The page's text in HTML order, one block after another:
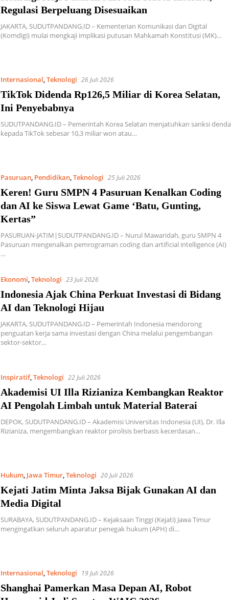
Regulasi Berpeluang Disesuaikan
JAKARTA, SUDUTPANDANG.ID – Kementerian Komunikasi dan Digital
(Komdigi) mulai mengkaji implikasi putusan Mahkamah Konstitusi (MK)…
Internasional,Teknologi 26 Juli 2026
TikTok Didenda Rp126,5 Miliar di Korea Selatan,
Ini Penyebabnya
SUDUTPANDANG.ID – Pemerintah Korea Selatan menjatuhkan sanksi denda
kepada TikTok sebesar 10,3 miliar won atau…
Pasuruan, Pendidikan,Teknologi 25 Juli 2026
Keren! Guru SMPN 4 Pasuruan Kenalkan Coding
dan AI ke Siswa Lewat Game ‘Batu, Gunting,
Kertas”
PASURUAN-JATIM|SUDUTPANDANG.ID – Nurul Mawaridah, guru SMPN 4
Pasuruan mengenalkan pemrograman coding dan artificial intelligence (AI)
…
Ekonomi,Teknologi 23 Juli 2026
Indonesia Ajak China Perkuat Investasi di Bidang
AI dan Teknologi Hijau
JAKARTA, SUDUTPANDANG.ID – Pemerintah Indonesia mendorong
penguatan kerja sama investasi dengan China melalui pengembangan
sektor-sektor…
Inspiratif,Teknologi 22 Juli 2026
Akademisi UI Illa Rizianiza Kembangkan Reaktor
AI Pengolah Limbah untuk Material Baterai
DEPOK, SUDUTPANDANG.ID – Akademisi Universitas Indonesia (UI), Dr. Illa
Rizianiza, mengembangkan reaktor pirolisis berbasis kecerdasan…
Hukum, Jawa Timur,Teknologi 20 Juli 2026
Kejati Jatim Minta Jaksa Bijak Gunakan AI dan
Media Digital
SURABAYA, SUDUTPANDANG.ID – Kejaksaan Tinggi (Kejati) Jawa Timur
mengingatkan seluruh aparatur penegak hukum (APH) di…
Internasional,Teknologi 19 Juli 2026
Shanghai Pamerkan Masa Depan AI, Robot